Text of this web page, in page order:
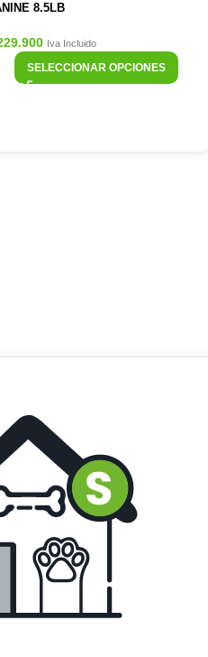
8.5LB
Iva Incluido
SELECCIONAR OPCIONES